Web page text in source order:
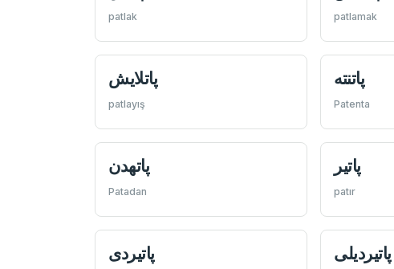
patlak patlamak
پاتلایش
patlayış
پاتنته
Patenta
پاتهدن
Patadan
پاتير
patır
پاتيردی پاتيردیلی